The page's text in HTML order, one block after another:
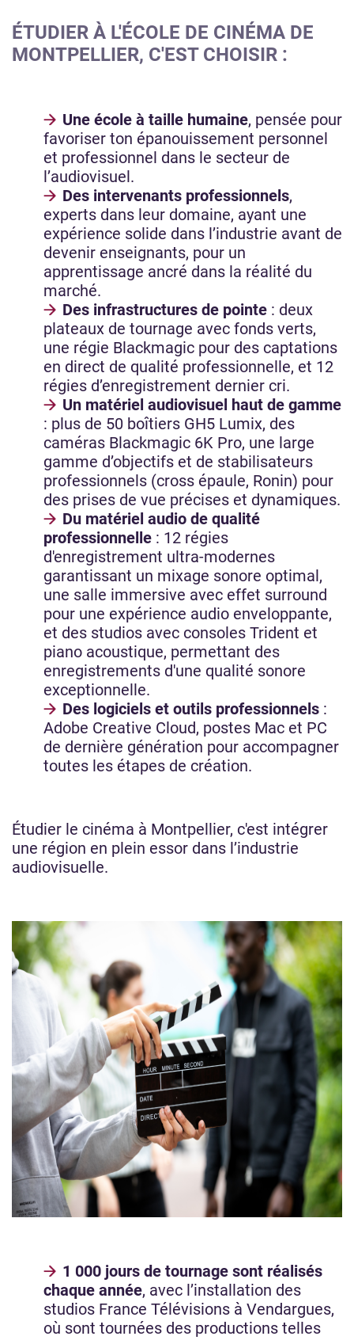
ÉTUDIER À L'ÉCOLE DE CINÉMA DE
MONTPELLIER, C'EST CHOISIR :
Une école à taille humaine, pensée pour
favoriser ton épanouissement personnel
et professionnel dans le secteur de
l’audiovisuel.
Des intervenants professionnels,
experts dans leur domaine, ayant une
expérience solide dans l’industrie avant de
devenir enseignants, pour un
apprentissage ancré dans la réalité du
marché.
Des infrastructures de pointe : deux
plateaux de tournage avec fonds verts,
une régie Blackmagic pour des captations
en direct de qualité professionnelle, et 12
régies d’enregistrement dernier cri.
Un matériel audiovisuel haut de gamme
: plus de 50 boîtiers GH5 Lumix, des
caméras Blackmagic 6K Pro, une large
gamme d’objectifs et de stabilisateurs
professionnels (cross épaule, Ronin) pour
des prises de vue précises et dynamiques.
Du matériel audio de qualité
professionnelle : 12 régies
d'enregistrement ultra-modernes
garantissant un mixage sonore optimal,
une salle immersive avec effet surround
pour une expérience audio enveloppante,
et des studios avec consoles Trident et
piano acoustique, permettant des
enregistrements d'une qualité sonore
exceptionnelle.
Des logiciels et outils professionnels :
Adobe Creative Cloud, postes Mac et PC
de dernière génération pour accompagner
toutes les étapes de création.
Étudier le cinéma à Montpellier, c'est intégrer
une région en plein essor dans l’industrie
audiovisuelle.
1 000 jours de tournage sont réalisés
chaque année, avec l’installation des
studios France Télévisions à Vendargues,
où sont tournées des productions telles